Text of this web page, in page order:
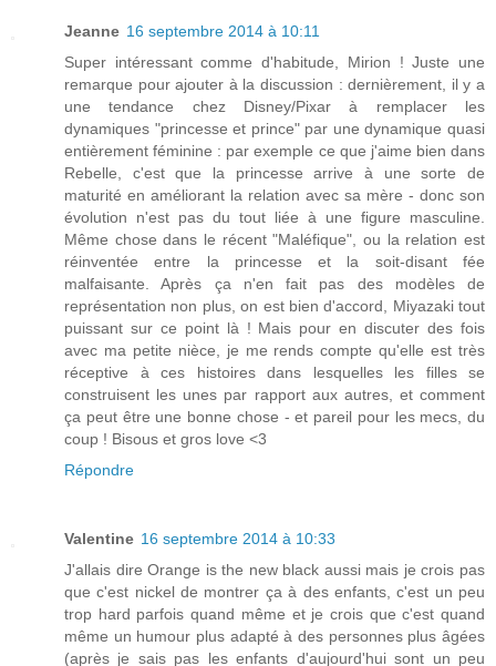
Jeanne 16 septembre 2014 à 10:11
Super intéressant comme d'habitude, Mirion ! Juste une
remarque pour ajouter à la discussion : dernièrement, il y a
une tendance chez Disney/Pixar à remplacer les
dynamiques "princesse et prince" par une dynamique quasi
entièrement féminine : par exemple ce que j'aime bien dans
Rebelle, c'est que la princesse arrive à une sorte de
maturité en améliorant la relation avec sa mère - donc son
évolution n'est pas du tout liée à une figure masculine.
Même chose dans le récent "Maléfique", ou la relation est
réinventée entre la princesse et la soit-disant fée
malfaisante. Après ça n'en fait pas des modèles de
représentation non plus, on est bien d'accord, Miyazaki tout
puissant sur ce point là ! Mais pour en discuter des fois
avec ma petite nièce, je me rends compte qu'elle est très
réceptive à ces histoires dans lesquelles les filles se
construisent les unes par rapport aux autres, et comment
ça peut être une bonne chose - et pareil pour les mecs, du
coup ! Bisous et gros love <3
Répondre
Valentine 16 septembre 2014 à 10:33
J'allais dire Orange is the new black aussi mais je crois pas
que c'est nickel de montrer ça à des enfants, c'est un peu
trop hard parfois quand même et je crois que c'est quand
même un humour plus adapté à des personnes plus âgées
(après je sais pas les enfants d'aujourd'hui sont un peu